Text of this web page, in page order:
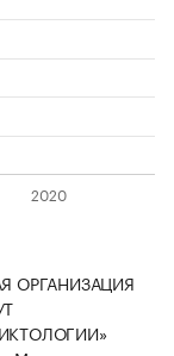
ОРГАНИЗАЦИЯ